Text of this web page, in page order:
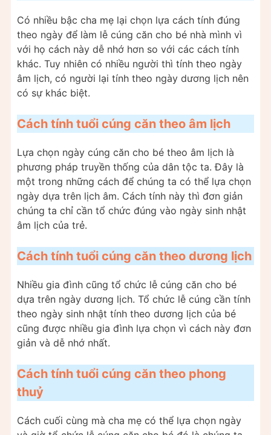
Có nhiều bậc cha mẹ lại chọn lựa cách tính đúng
theo ngày để làm lễ cúng căn cho bé nhà mình vì
với họ cách này dễ nhớ hơn so với các cách tính
khác. Tuy nhiên có nhiều người thì tính theo ngày
âm lịch, có người lại tính theo ngày dương lịch nên
có sự khác biệt.
Cách tính tuổi cúng căn theo âm lịch
Lựa chọn ngày cúng căn cho bé theo âm lịch là
phương pháp truyền thống của dân tộc ta. Đây là
một trong những cách để chúng ta có thể lựa chọn
ngày dựa trên lịch âm. Cách tính này thì đơn giản
chúng ta chỉ cần tổ chức đúng vào ngày sinh nhật
âm lịch của trẻ.
Cách tính tuổi cúng căn theo dương lịch
Nhiều gia đình cũng tổ chức lễ cúng căn cho bé
dựa trên ngày dương lịch. Tổ chức lễ cúng cần tính
theo ngày sinh nhật tính theo dương lịch của bé
cũng được nhiều gia đình lựa chọn vì cách này đơn
giản và dễ nhớ nhất.
Cách tính tuổi cúng căn theo phong
thuỷ
Cách cuối cùng mà cha mẹ có thể lựa chọn ngày